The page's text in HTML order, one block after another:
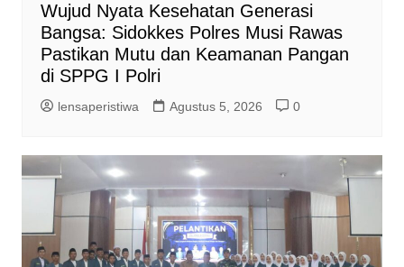
Wujud Nyata Kesehatan Generasi
Bangsa: Sidokkes Polres Musi Rawas
Pastikan Mutu dan Keamanan Pangan
di SPPG I Polri
lensaperistiwa Agustus 5, 2026 0